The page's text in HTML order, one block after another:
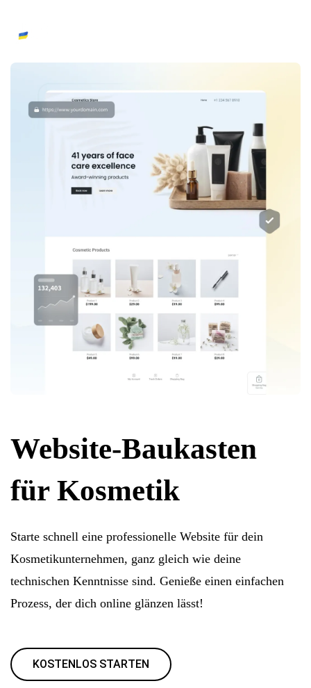
Website-Baukasten
für Kosmetik
Starte schnell eine professionelle Website für dein
Kosmetikunternehmen, ganz gleich wie deine
technischen Kenntnisse sind. Genieße einen einfachen
Prozess, der dich online glänzen lässt!
KOSTENLOS STARTEN